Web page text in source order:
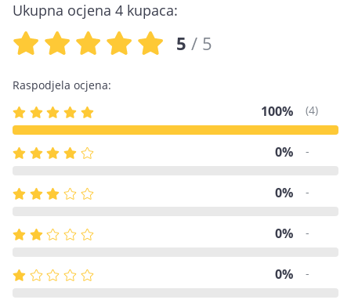
Ukupna ocjena 4 kupaca:
5 / 5
Raspodjela ocjena:
100% (4)
0% -
0% -
0% -
0% -